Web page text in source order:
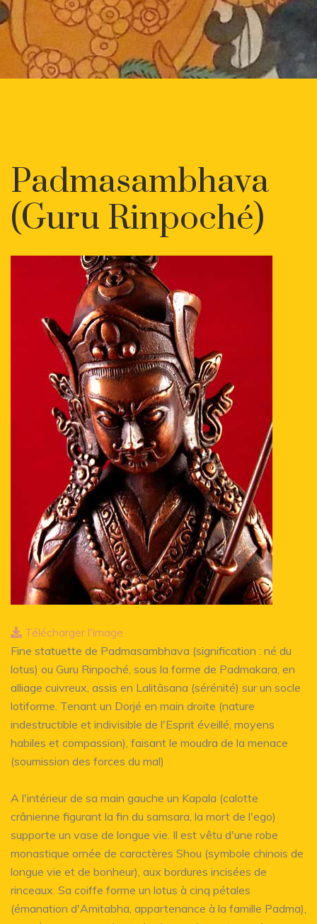
Padmasambhava
(Guru Rinpoché)
Télécharger l'image
Fine statuette de Padmasambhava (signification : né du
lotus) ou Guru Rinpoché, sous la forme de Padmakara, en
alliage cuivreux, assis en Lalitāsana (sérénité) sur un socle
lotiforme. Tenant un Dorjé en main droite (nature
indestructible et indivisible de l'Esprit éveillé, moyens
habiles et compassion), faisant le moudra de la menace
(soumission des forces du mal)
A l'intérieur de sa main gauche un Kapala (calotte
crânienne figurant la fin du samsara, la mort de l'ego)
supporte un vase de longue vie. Il est vêtu d'une robe
monastique ornée de caractères Shou (symbole chinois de
longue vie et de bonheur), aux bordures incisées de
rinceaux. Sa coiffe forme un lotus à cinq pétales
(émanation d'Amitabha, appartenance à la famille Padma),